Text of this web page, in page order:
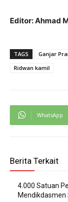
Editor: Ahmad
TAGS Ganjar
Ridwan kamil
WhatsApp
Berita Terkait
4.000 Satuan
Mendikdasmen